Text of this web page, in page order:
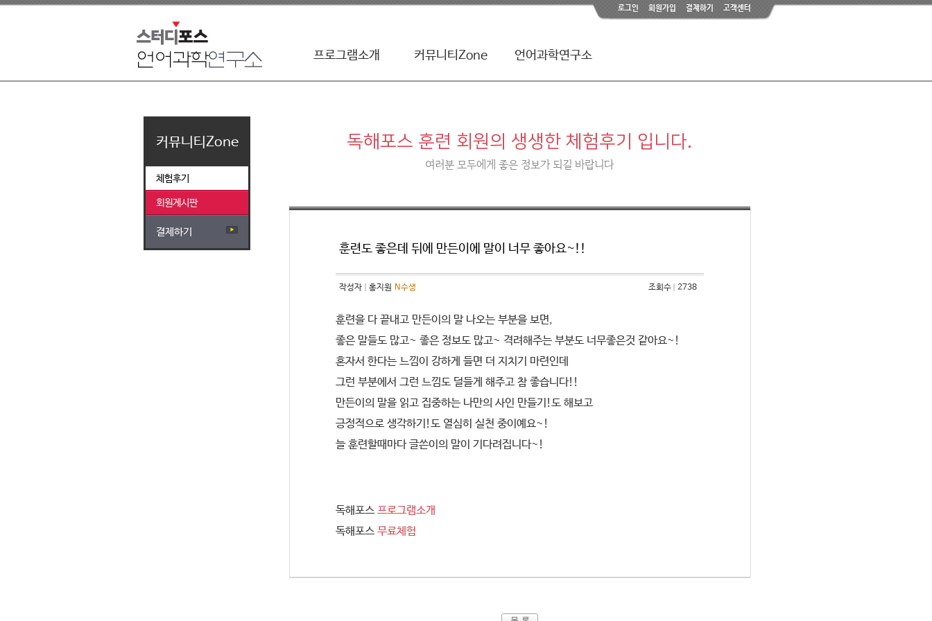
로그인 회원가입 결제하기 고객센터
프로그램소개 커뮤니티Zone 언어과학연구소
커뮤니티Zone
체험후기
회원게시판
결제하기 ▶
독해포스 훈련 회원의 생생한 체험후기 입니다.
여러분 모두에게 좋은 정보가 되길 바랍니다
훈련도 좋은데 뒤에 만든이에 말이 너무 좋아요~!!
작성자 홍지원 N수생 조회수 2738
훈련을 다 끝내고 만든이의 말 나오는 부분을 보면,
좋은 말들도 많고~ 좋은 정보도 많고~ 격려해주는 부분도 너무좋은것 같아요~!
혼자서 한다는 느낌이 강하게 들면 더 지치기 마련인데
그런 부분에서 그런 느낌도 덜들게 해주고 참 좋습니다!!
만든이의 말을 읽고 집중하는 나만의 사인 만들기!도 해보고
긍정적으로 생각하기!도 열심히 실천 중이예요~!
늘 훈련할때마다 글쓴이의 말이 기다려집니다~!
독해포스 프로그램소개
독해포스 무료체험